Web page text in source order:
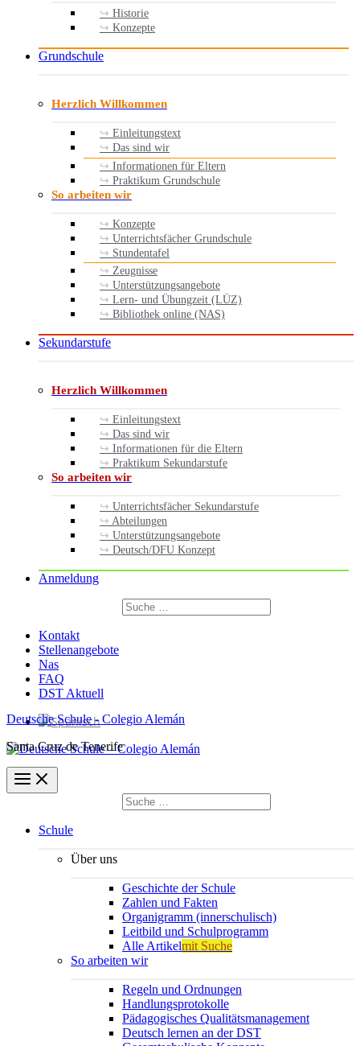
Historie
Konzepte
Grundschule
Herzlich Willkommen
Einleitungstext
Das sind wir
Informationen für Eltern
Praktikum Grundschule
So arbeiten wir
Konzepte
Unterrichtsfächer Grundschule
Stundentafel
Zeugnisse
Unterstützungsangebote
Lern- und Übungzeit (LÜZ)
Bibliothek online (NAS)
Sekundarstufe
Herzlich Willkommen
Einleitungstext
Das sind wir
Informationen für die Eltern
Praktikum Sekundarstufe
So arbeiten wir
Unterrichtsfächer Sekundarstufe
Abteilungen
Unterstützungsangebote
Deutsch/DFU Konzept
Anmeldung
Suchen
nach:
Kontakt
Stellenangebote
Nas
FAQ
DST Aktuell
Deutsche Schule - Colegio Alemán
Santa Cruz de Tenerife
Suchen
nach:
Schule
Über uns
Geschichte der Schule
Zahlen und Fakten
Organigramm (innerschulisch)
Leitbild und Schulprogramm
Alle Artikelmit Suche
So arbeiten wir
Regeln und Ordnungen
Handlungsprotokolle
Pädagogisches Qualitätsmanagement
Deutsch lernen an der DST